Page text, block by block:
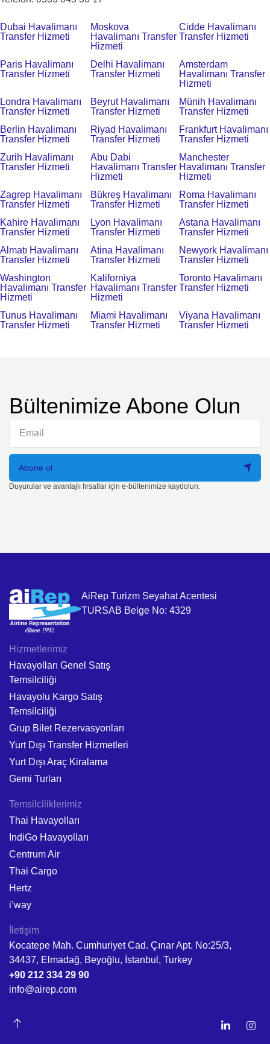
Dubai Havalimanı
Transfer Hizmeti
Moskova
Havalimanı Transfer
Hizmeti
Cidde Havalimanı
Transfer Hizmeti
Paris Havalimanı
Transfer Hizmeti
Delhi Havalimanı
Transfer Hizmeti
Amsterdam
Havalimanı Transfer
Hizmeti
Londra Havalimanı
Transfer Hizmeti
Beyrut Havalimanı
Transfer Hizmeti
Münih Havalimanı
Transfer Hizmeti
Berlin Havalimanı
Transfer Hizmeti
Riyad Havalimanı
Transfer Hizmeti
Frankfurt Havalimanı
Transfer Hizmeti
Zurih Havalimanı
Transfer Hizmeti
Abu Dabi
Havalimanı Transfer
Hizmeti
Manchester
Havalimanı Transfer
Hizmeti
Zagrep Havalimanı
Transfer Hizmeti
Bükreş Havalimanı
Transfer Hizmeti
Roma Havalimanı
Transfer Hizmeti
Kahire Havalimanı
Transfer Hizmeti
Lyon Havalimanı
Transfer Hizmeti
Astana Havalimanı
Transfer Hizmeti
Almatı Havalimanı
Transfer Hizmeti
Atina Havalimanı
Transfer Hizmeti
Newyork Havalimanı
Transfer Hizmeti
Washington
Havalimanı Transfer
Hizmeti
Kaliforniya
Havalimanı Transfer
Hizmeti
Toronto Havalimanı
Transfer Hizmeti
Tunus Havalimanı
Transfer Hizmeti
Miami Havalimanı
Transfer Hizmeti
Viyana Havalimanı
Transfer Hizmeti
Bültenimize Abone Olun
Abone ol
Duyurular ve avantajlı fırsatlar için e-bültenimize kaydolun.
AiRep Turizm Seyahat Acentesi
TURSAB Belge No: 4329
Hizmetlerimiz
Havayolları Genel Satış
Temsilciliği
Havayolu Kargo Satış
Temsilciliği
Grup Bilet Rezervasyonları
Yurt Dışı Transfer Hizmetleri
Yurt Dışı Araç Kiralama
Gemi Turları
Temsilciliklerimiz
Thai Havayolları
IndiGo Havayolları
Centrum Air
Thai Cargo
Hertz
i’way
İletişim
Kocatepe Mah. Cumhuriyet Cad. Çınar Apt. No:25/3,
34437, Elmadağ, Beyoğlu, İstanbul, Turkey
+90 212 334 29 90
info@airep.com